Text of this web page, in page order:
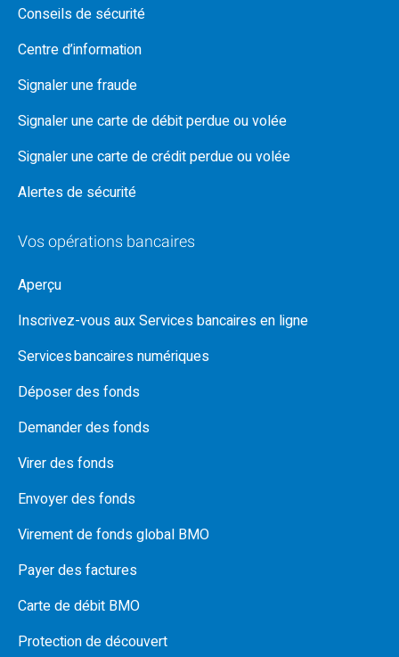
Conseils de sécurité
Centre d’information
Signaler une fraude
Signaler une carte de débit perdue ou volée
Signaler une carte de crédit perdue ou volée
Alertes de sécurité
Vos opérations bancaires
Aperçu
Inscrivez-vous aux Services bancaires en ligne
Services bancaires numériques
Déposer des fonds
Demander des fonds
Virer des fonds
Envoyer des fonds
Virement de fonds global BMO
Payer des factures
Carte de débit BMO
Protection de découvert